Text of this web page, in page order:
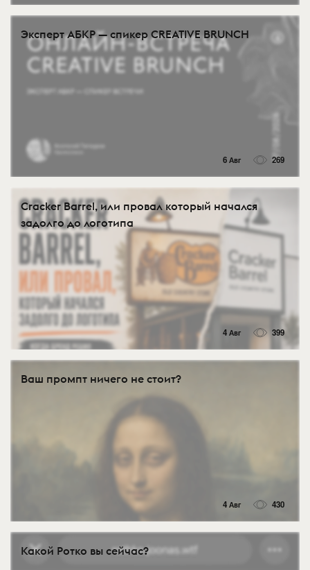
Эксперт АБКР — спикер CREATIVE BRUNCH
6 Авг 269
Cracker Barrel, или провал который начался
задолго до логотипа
4 Авг 399
Ваш промпт ничего не стоит?
4 Авг 430
Какой Ротко вы сейчас?